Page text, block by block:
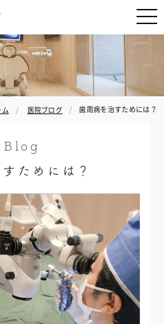
ム 医院ブログ 歯周病を治すためには？
Blog
ためには？